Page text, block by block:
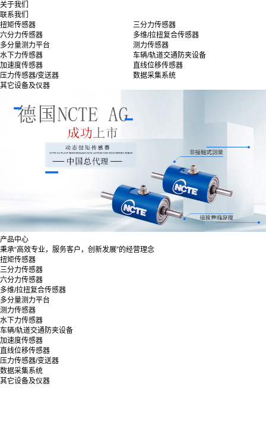
关于我们
联系我们
扭矩传感器
三分力传感器
六分力传感器
多维/拉扭复合传感器
多分量测力平台
测力传感器
水下力传感器
车辆/轨道交通防夹设备
加速度传感器
直线位移传感器
压力传感器/变送器
数据采集系统
其它设备及仪器
产品中心
秉承“高效专业，服务客户，创新发展”的经营理念
扭矩传感器
三分力传感器
六分力传感器
多维/拉扭复合传感器
多分量测力平台
测力传感器
水下力传感器
车辆/轨道交通防夹设备
加速度传感器
直线位移传感器
压力传感器/变送器
数据采集系统
其它设备及仪器